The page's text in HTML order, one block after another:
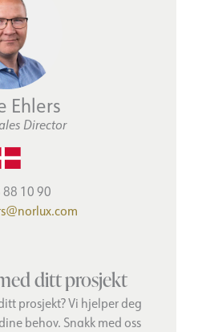
Ehlers
Director
88 10 90
ditt prosjekt
prosjekt? Vi hjelper deg
behov. Snakk med oss